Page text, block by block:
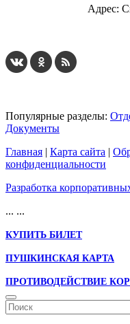
Адрес:
Популярные разделы:
Документы
Главная | Карта сайта |
конфиденциальности
Разработка
... ...
КУПИТЬ БИЛЕТ
ПУШКИНСКАЯ КАРТА
ПРОТИВОДЕЙСТВИЕ